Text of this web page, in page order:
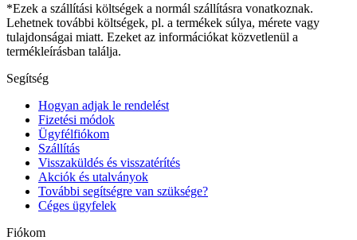
*Ezek a szállítási költségek a normál szállításra vonatkoznak.
Lehetnek további költségek, pl. a termékek súlya, mérete vagy
tulajdonságai miatt. Ezeket az információkat közvetlenül a
termékleírásban találja.
Segítség
Hogyan adjak le rendelést
Fizetési módok
Ügyfélfiókom
Szállítás
Visszaküldés és visszatérítés
Akciók és utalványok
További segítségre van szüksége?
Céges ügyfelek
Fiókom